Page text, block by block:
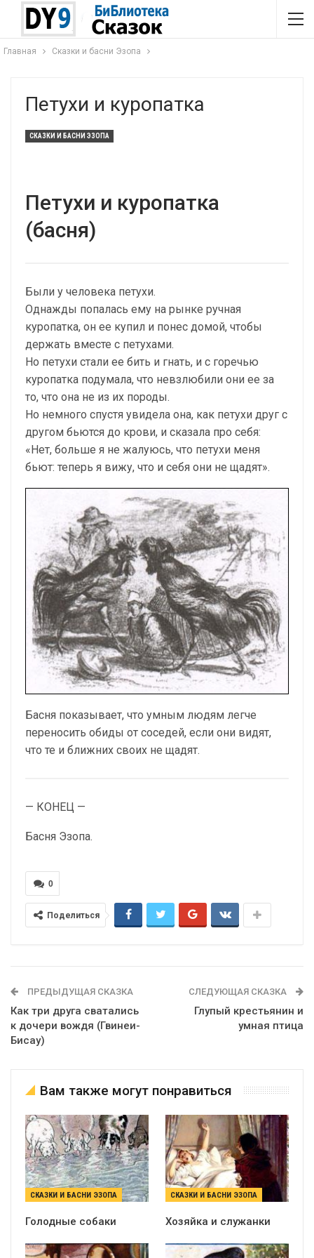
Главная Сказки и басни Эзопа
Петухи и куропатка
СКАЗКИ И БАСНИ ЭЗОПА
Петухи и куропатка
(басня)
Были у человека петухи.
Однажды попалась ему на рынке ручная
куропатка, он ее купил и понес домой, чтобы
держать вместе с петухами.
Но петухи стали ее бить и гнать, и с горечью
куропатка подумала, что невзлюбили они ее за
то, что она не из их породы.
Но немного спустя увидела она, как петухи друг с
другом бьются до крови, и сказала про себя:
«Нет, больше я не жалуюсь, что петухи меня
бьют: теперь я вижу, что и себя они не щадят».
Басня показывает, что умным людям легче
переносить обиды от соседей, если они видят,
что те и ближних своих не щадят.
— КОНЕЦ —
Басня Эзопа.
0
Поделиться
ПРЕДЫДУЩАЯ СКАЗКА
Как три друга сватались
к дочери вождя (Гвинеи-
Бисау)
СЛЕДУЮЩАЯ СКАЗКА
Глупый крестьянин и
умная птица
Вам также могут понравиться
СКАЗКИ И БАСНИ ЭЗОПА
Голодные собаки
СКАЗКИ И БАСНИ ЭЗОПА
Хозяйка и служанки